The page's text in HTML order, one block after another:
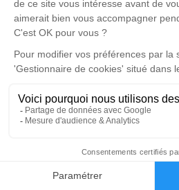
Faire-part
Un service de plantation
disponible ici.
Cérémonie
Eglise Saint Vincent 1 Place
Pluvet